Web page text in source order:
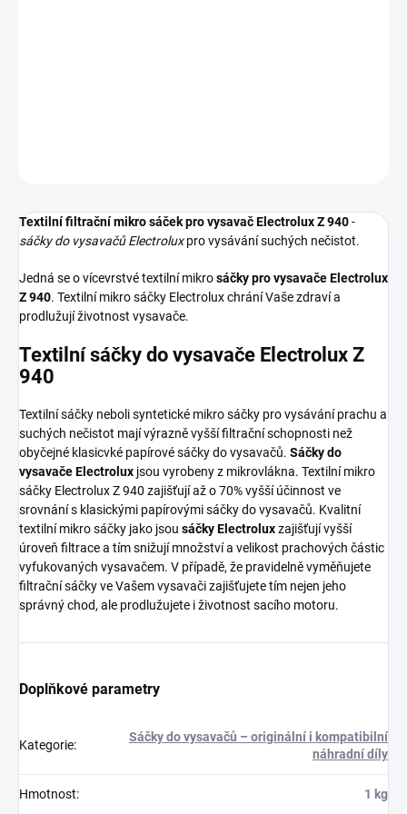
Textilní filtrační mikro sáček pro vysavač Electrolux Z 940-
sáčky do vysavačů Electroluxpro vysávání suchých nečistot.
Jedná se o vícevrstvé textilní mikrosáčky pro vysavače Electrolux
Z 940. Textilní mikro sáčky Electrolux chrání Vaše zdraví a
prodlužují životnost vysavače.
Textilní sáčky do vysavače Electrolux Z
940
Textilní sáčky neboli syntetické mikro sáčky pro vysávání prachu a
suchých nečistot mají výrazně vyšší filtrační schopnosti než
obyčejné klasicvké papírové sáčky do vysavačů. Sáčky do
vysavače Electrolux jsou vyrobeny z mikrovlákna. Textilní mikro
sáčky Electrolux Z 940 zajišťují až o 70% vyšší účinnost ve
srovnání s klasickými papírovými sáčky do vysavačů. Kvalitní
textilní mikro sáčky jako jsou sáčky Electroluxzajišťují vyšší
úroveň filtrace a tím snižují množství a velikost prachových částic
vyfukovaných vysavačem. V případě, že pravidelně vyměňujete
filtrační sáčky ve Vašem vysavači zajišťujete tím nejen jeho
správný chod, ale prodlužujete i životnost sacího motoru.
Doplňkové parametry
Kategorie:
Sáčky do vysavačů – originální i kompatibilní
náhradní díly
Hmotnost: 1 kg